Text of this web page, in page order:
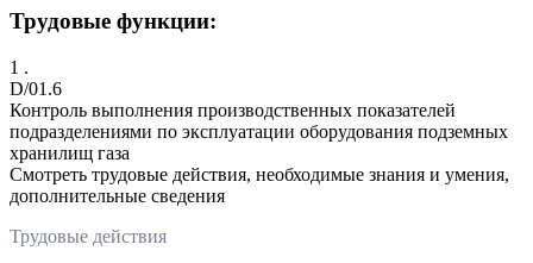
Трудовые функции:
1 .
D/01.6
Контроль выполнения производственных показателей
подразделениями по эксплуатации оборудования подземных
хранилищ газа
Смотреть трудовые действия, необходимые знания и умения,
дополнительные сведения
Трудовые действия